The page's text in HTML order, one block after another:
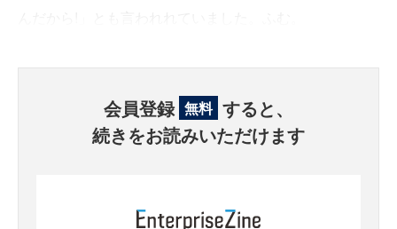
会員登録 無料 すると、
続きをお読みいただけます